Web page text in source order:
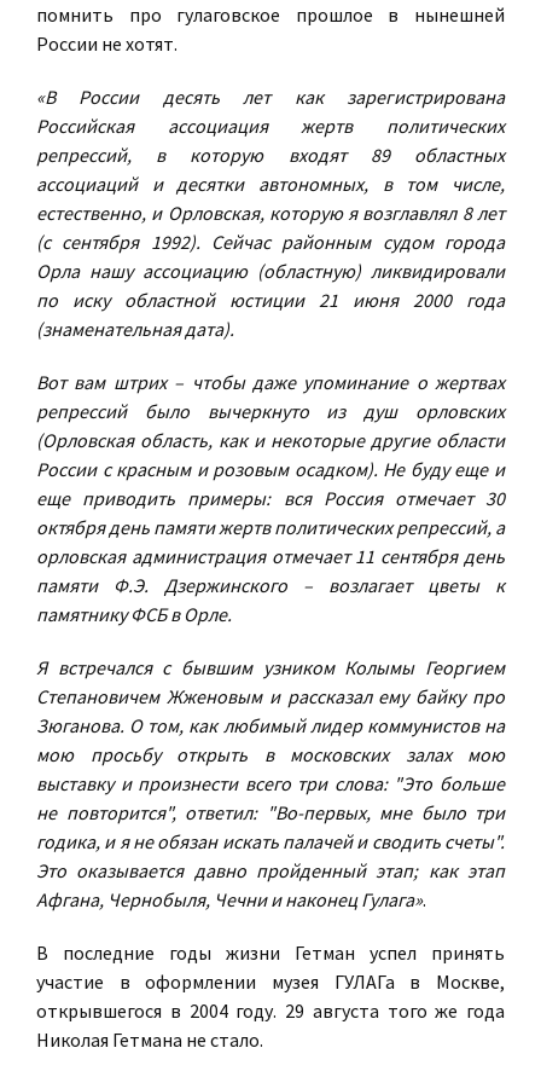
помнить про гулаговское прошлое в нынешней
России не хотят.
«В России десять лет как зарегистрирована
Российская ассоциация жертв политических
репрессий, в которую входят 89 областных
ассоциаций и десятки автономных, в том числе,
естественно, и Орловская, которую я возглавлял 8 лет
(с сентября 1992). Сейчас районным судом города
Орла нашу ассоциацию (областную) ликвидировали
по иску областной юстиции 21 июня 2000 года
(знаменательная дата).
Вот вам штрих – чтобы даже упоминание о жертвах
репрессий было вычеркнуто из душ орловских
(Орловская область, как и некоторые другие области
России с красным и розовым осадком). Не буду еще и
еще приводить примеры: вся Россия отмечает 30
октября день памяти жертв политических репрессий, а
орловская администрация отмечает 11 сентября день
памяти Ф.Э. Дзержинского – возлагает цветы к
памятнику ФСБ в Орле.
Я встречался с бывшим узником Колымы Георгием
Степановичем Жженовым и рассказал ему байку про
Зюганова. О том, как любимый лидер коммунистов на
мою просьбу открыть в московских залах мою
выставку и произнести всего три слова: "Это больше
не повторится", ответил: "Во-первых, мне было три
годика, и я не обязан искать палачей и сводить счеты".
Это оказывается давно пройденный этап; как этап
Афгана, Чернобыля, Чечни и наконец Гулага».
В последние годы жизни Гетман успел принять
участие в оформлении музея ГУЛАГа в Москве,
открывшегося в 2004 году. 29 августа того же года
Николая Гетмана не стало.